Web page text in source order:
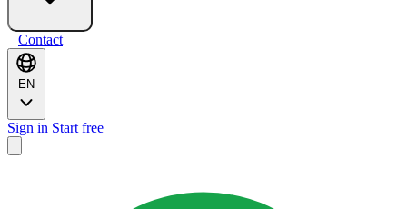
Contact
EN
Sign in Start free